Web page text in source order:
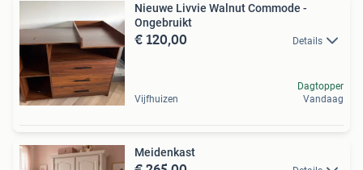
Nieuwe Livvie Walnut Commode -
Ongebruikt
€ 120,00 Details
Vijfhuizen
Dagtopper
Vandaag
Meidenkast